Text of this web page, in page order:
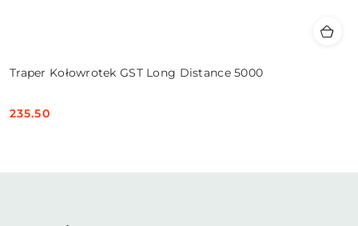
Traper Kołowrotek GST Long Distance 5000
Cena:
235.50